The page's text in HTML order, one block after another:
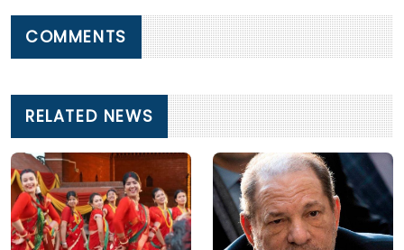
COMMENTS
RELATED NEWS